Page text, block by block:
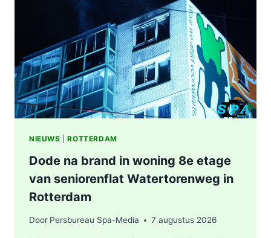
DOORMANSTRAAT
ROTTERDAM
NIEUWS |ROTTERDAM
Dode na brand in woning 8e etage
van seniorenflat Watertorenweg in
Rotterdam
Door Persbureau Spa-Media 7 augustus 2026